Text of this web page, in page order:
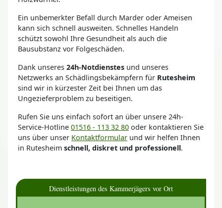
Ein unbemerkter Befall durch Marder oder Ameisen
kann sich schnell ausweiten. Schnelles Handeln
schützt sowohl Ihre Gesundheit als auch die
Bausubstanz vor Folgeschäden.
Dank unseres 24h-Notdienstes und unseres
Netzwerks an Schädlingsbekämpfern für Rutesheim
sind wir in kürzester Zeit bei Ihnen um das
Ungezieferproblem zu beseitigen.
Rufen Sie uns einfach sofort an über unsere 24h-
Service-Hotline 01516 - 113 32 80 oder kontaktieren Sie
uns über unser Kontaktformular und wir helfen Ihnen
in Rutesheim schnell, diskret und professionell.
Dienstleistungen des Kammerjägers vor Ort